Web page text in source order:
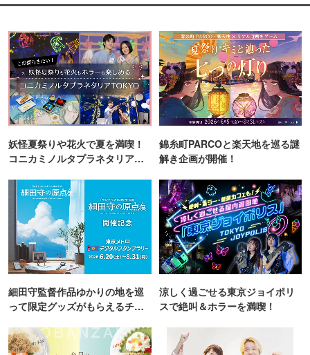
妖怪夏祭りや花火で夏を満喫！
コニカミノルタプラネタリア
錦糸町PARCOと楽天地を巡る謎
解き企画が開催！
細田守監督作品ゆかりの地を巡
って限定グッズがもらえるチャ
涼しく過ごせる東京ジョイポリ
スで絶叫＆ホラーを満喫！